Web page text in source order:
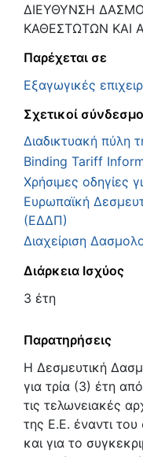
ΔΙΕΥΘΥΝΣΗ
ΚΑΘΕΣΤΩΤΩΝ ΚΑΙ
Παρέχεται σε
Εξαγωγικές
Σχετικοί
Διαδικτυακή πύλη
Binding Tariff
Χρήσιμες οδηγίες
Ευρωπαϊκή
(ΕΔΔΠ)
Διαχείριση
Διάρκεια Ισχύος
3 έτη
Παρατηρήσεις
Η Δεσμευτική
για τρία (3) έτη
τις τελωνειακές
της Ε.Ε. έναντι του
και για το